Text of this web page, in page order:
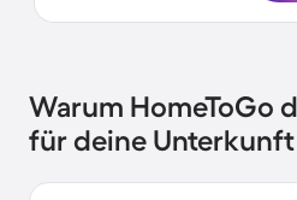
Warum HomeToGo
für deine